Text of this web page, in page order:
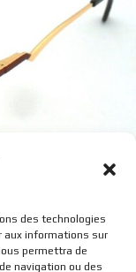
des technologies
aux informations sur
permettra de
navigation ou des